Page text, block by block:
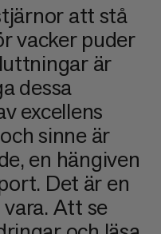
att stå
vacker puder
är
dessa
excellens
sinne är
en hängiven
Det är en
Att se